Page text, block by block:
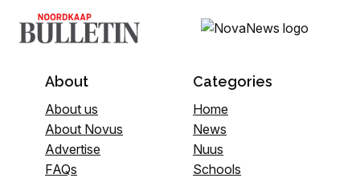
About
About us
About Novus
Advertise
FAQs
Categories
Home
News
Nuus
Schools